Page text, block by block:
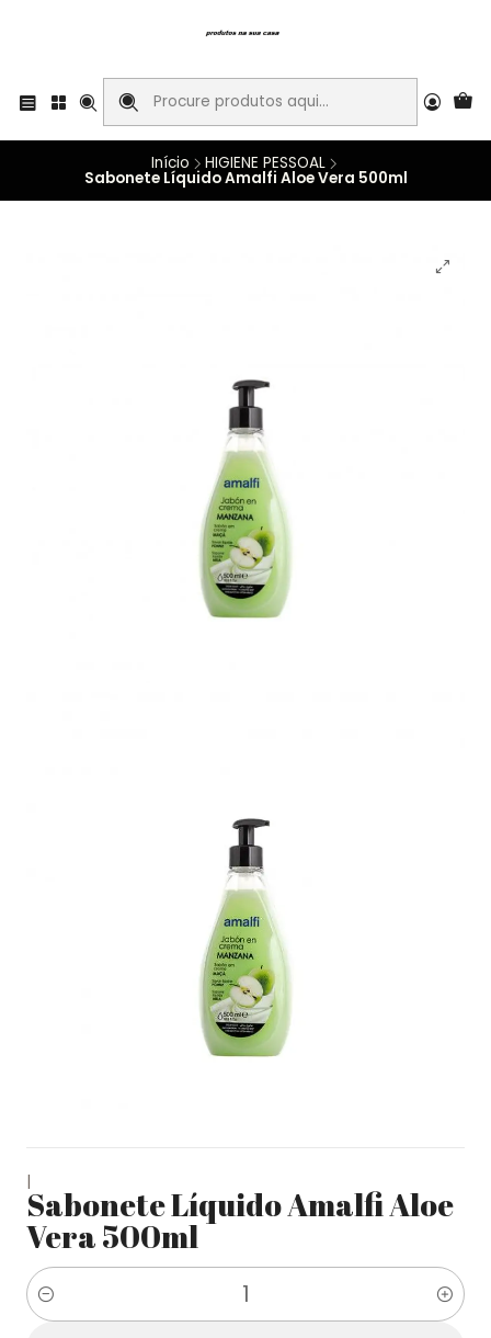
Início HIGIENE PESSOAL
Sabonete Líquido Amalfi Aloe Vera 500ml
|
Sabonete Líquido Amalfi Aloe
Vera 500ml
Quantidade